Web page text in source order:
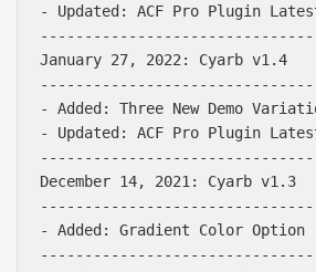
- Updated: ACF Pro Plugin
January 27, 2022: Cyarb v1.4
- Added: Three New Demo
- Updated: ACF Pro Plugin
December 14, 2021: Cyarb v1.3
- Added: Gradient Color Option